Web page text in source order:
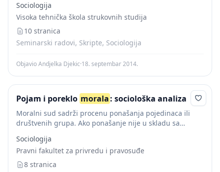
društava u usponu, o socijalističkom moralu. Međutim, i
u jednom...
Sociologija
Visoka tehnička škola strukovnih studija
10 stranica
Seminarski radovi, Skripte, Sociologija
Objavio Andjelka Djekic·18. septembar 2014.
Pojam i poreklo morala: sociološka analiza
Moralni sud sadrži procenu ponašanja pojedinaca ili
društvenih grupa. Ako ponašanje nije u skladu sa
preduzimanje moralnih sankcija. Moralna sancija se
primenjuje prema...
Sociologija
Pravni fakultet za privredu i pravosuđe
8 stranica